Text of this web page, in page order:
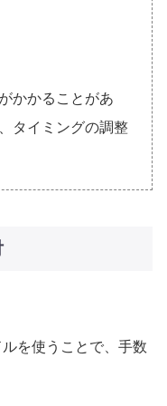
かかることがあ
タイミングの調整
を使うことで、手数